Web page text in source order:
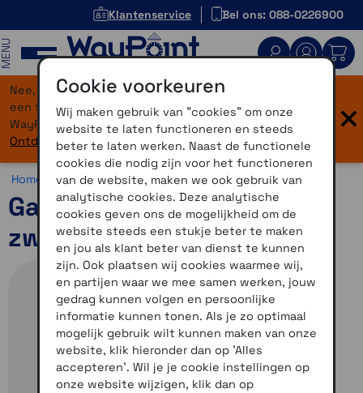
Klantenservice Bel ons: 088-0226900
Nee, je bent niet verdwaald! Onze website heeft
een flinke upgrade gekregen. Dezelfde vertrouwde
WayPoint-service, maar dan in een modern jasje.
Ontdek hier wat er allemaal nieuw is.
×
Home >Horloges >Sporten >Garmin Forerunner 265
Garmin Forerunner 265S
zwart-geel
Cookie voorkeuren
Wij maken gebruik van "cookies" om onze
website te laten functioneren en steeds
beter te laten werken. Naast de functionele
cookies die nodig zijn voor het functioneren
van de website, maken we ook gebruik van
analytische cookies. Deze analytische
cookies geven ons de mogelijkheid om de
website steeds een stukje beter te maken
en jou als klant beter van dienst te kunnen
zijn. Ook plaatsen wij cookies waarmee wij,
en partijen waar we mee samen werken, jouw
gedrag kunnen volgen en persoonlijke
informatie kunnen tonen. Als je zo optimaal
mogelijk gebruik wilt kunnen maken van onze
website, klik hieronder dan op 'Alles
accepteren'. Wil je je cookie instellingen op
onze website wijzigen, klik dan op